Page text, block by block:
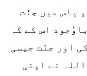
یاس میں جنّت
اس کے کہ
اور جنّت جیسی
نے اپنی